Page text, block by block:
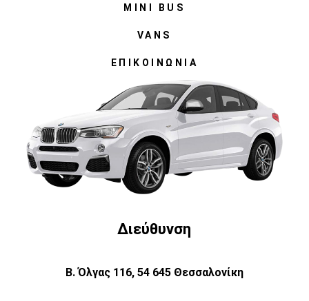
MINI BUS
VANS
ΕΠΙΚΟΙΝΩΝΊΑ
Διεύθυνση
Β. Όλγας 116, 54 645 Θεσσαλονίκη